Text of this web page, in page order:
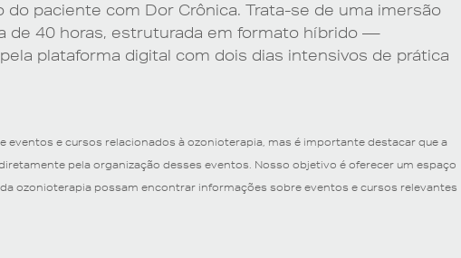
do paciente com Dor Crônica. Trata-se de uma imersão
de 40 horas, estruturada em formato híbrido —
plataforma digital com dois dias intensivos de prática
eventos e cursos relacionados à ozonioterapia, mas é importante destacar que a
pela organização desses eventos. Nosso objetivo é oferecer um espaço
ozonioterapia possam encontrar informações sobre eventos e cursos relevantes